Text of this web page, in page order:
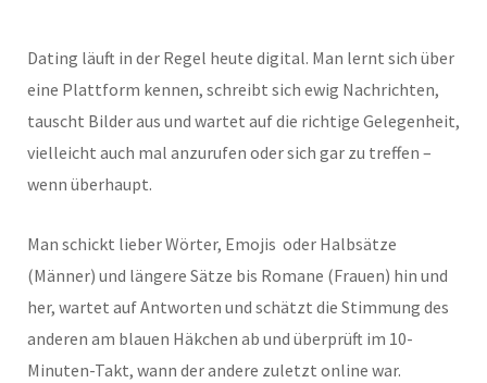
Dating läuft in der Regel heute digital. Man lernt sich über
eine Plattform kennen, schreibt sich ewig Nachrichten,
tauscht Bilder aus und wartet auf die richtige Gelegenheit,
vielleicht auch mal anzurufen oder sich gar zu treffen –
wenn überhaupt.
Man schickt lieber Wörter, Emojis oder Halbsätze
(Männer) und längere Sätze bis Romane (Frauen) hin und
her, wartet auf Antworten und schätzt die Stimmung des
anderen am blauen Häkchen ab und überprüft im 10-
Minuten-Takt, wann der andere zuletzt online war.